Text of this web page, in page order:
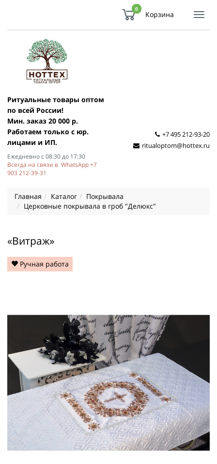
0
Корзина
Ритуальные товары оптом
по всей России!
Мин. заказ 20 000 р.
Работаем только с юр.
лицами и ИП.
Ежедневно с 08:30 до 17:30
Всегда на связи в WhatsApp +7
903 212-39-31
+7 495 212-93-20
ritualoptom@hottex.ru
Главная Каталог
Покрывала
Церковные покрывала в гроб "Делюкс"
«Витраж»
Ручная работа